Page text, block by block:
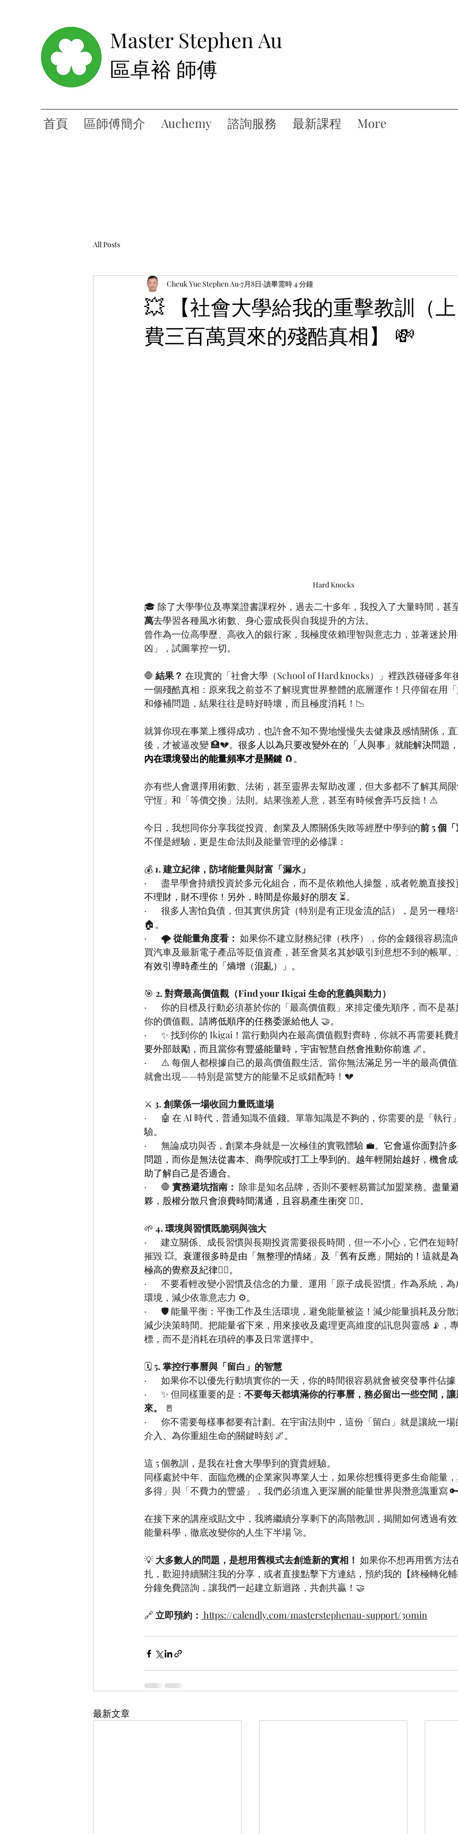
Master Stephen Au
區卓裕 師傅
首頁 區師傅簡介 Auchemy 諮詢服務 最新課程 More
All Posts
💥 【社會大學給我的重擊教訓（
費三百萬買來的殘酷真相】 💸
Cheuk Yue Stephen Au 7月8日 讀畢需時 4 分鐘
Hard Knocks
🎓 除了大學學位及專業證書課程外，過去二十多年，我投入了大量時間，甚
萬去學習各種風水術數、身心靈成長與自我提升的方法。
曾作為一位高學歷、高收入的銀行家，我極度依賴理智與意志力，並著迷於
凶」，試圖掌控一切。
🛑 結果？ 在現實的「社會大學（School of Hard knocks）」裡跌跌碰碰多年
一個殘酷真相：原來我之前並不了解現實世界整體的底層運作！只停留在用
和修補問題，結果往往是時好時壞，而且極度消耗！📉
就算你現在事業上獲得成功，也許會不知不覺地慢慢失去健康及感情關係，
後，才被逼改變 🏥💔。很多人以為只要改變外在的「人與事」就能解決問題
內在環境發出的能量頻率才是關鍵 🧲。
亦有些人會選擇用術數、法術，甚至靈界去幫助改運，但大多都不了解其局
守恆」和「等價交換」法則。結果強差人意，甚至有時候會弄巧反拙！⚠️
今日，我想同你分享我從投資、創業及人際關係失敗等經歷中學到的前 5 個
不僅是經驗，更是生命法則及能量管理的必修課：
💰 1. 建立紀律，防堵能量與財富「漏水」
·       盡早學會持續投資於多元化組合，而不是依賴他人操盤，或者乾脆直接
不理財，財不理你！另外，時間是你最好的朋友 ⏳。
·       很多人害怕負債，但其實供房貸（特別是有正現金流的話），是另一種
🏠 。
·       🌪️ 從能量角度看： 如果你不建立財務紀律（秩序），你的金錢很容易流
買汽車及最新電子產品等貶值資產，甚至會莫名其妙吸引到意想不到的帳單
有效引導時產生的「熵增（混亂）」。
🎯 2. 對齊最高價值觀（Find your Ikigai 生命的意義與動力）
·       你的目標及行動必須基於你的「最高價值觀」來排定優先順序，而不是
你的價值觀。請將低順序的任務委派給他人 🤝。
·       ✨ 找到你的 Ikigai！當行動與內在最高價值觀對齊時，你就不再需要耗費
要外部鼓勵，而且當你有豐盛能量時，宇宙智慧自然會推動你前進 🌌。
·       ⚠️ 每個人都根據自己的最高價值觀生活。當你無法滿足另一半的最高價
就會出現——特別是當雙方的能量不足或錯配時！💔
⚔️ 3. 創業係一場收回力量既道場
·       🤖 在 AI 時代，普通知識不值錢。單靠知識是不夠的，你需要的是「執
驗。
·       無論成功與否，創業本身就是一次極佳的實戰體驗 💼。它會逼你面對許
問題，而你是無法從書本、商學院或打工上學到的。越年輕開始越好，機會
助了解自己是否適合。
·       🛑 實務避坑指南： 除非是知名品牌，否則不要輕易嘗試加盟業務。盡量
夥，股權分散只會浪費時間溝通，且容易產生衝突 🙅‍♂️。
🌱 4. 環境與習慣既脆弱與強大
·       建立關係、成長習慣與長期投資需要很長時間，但一不小心，它們在短
摧毀 💥。衰運很多時是由「無整理的情緒」及「舊有反應」開始的！這就是
極高的覺察及紀律🧘‍♂️。
·       不要看輕改變小習慣及信念的力量。運用「原子成長習慣」作為系統，
環境，減少依靠意志力 ⚙️。
·       🛡️ 能量平衡：平衡工作及生活環境，避免能量被盜！減少能量損耗及分
減少決策時間。把能量省下來，用來接收及處理更高維度的訊息與靈感 📡，
標，而不是消耗在瑣碎的事及日常選擇中。
🗓️ 5. 掌控行事曆與「留白」的智慧
·       如果你不以優先行動填實你的一天，你的時間很容易就會被突發事件佔據
·       ✨ 但同樣重要的是： 不要每天都填滿你的行事曆，務必留出一些空間，
來。
🚪
·       你不需要每樣事都要有計劃。在宇宙法則中，這份「留白」就是讓統一
介入、為你重組生命的關鍵時刻 🌌。
這 5 個教訓，是我在社會大學學到的寶貴經驗。
同樣處於中年、面臨危機的企業家與專業人士，如果你想獲得更多生命能量
多得」與「不費力的豐盛」，我們必須進入更深層的能量世界與潛意識重寫
在接下來的講座或貼文中，我將繼續分享剩下的高階教訓，揭開如何透過有
能量科學，徹底改變你的人生下半場 🚀。
💡 大多數人的問題，是想用舊模式去創造新的實相！ 如果你不想再用舊方法
扎，歡迎持續關注我的分享，或者直接點擊下方連結，預約我的【終極轉化
分鐘免費諮詢，讓我們一起建立新迴路，共創共贏！🤝
🔗 立即預約： https://calendly.com/masterstephenau-support/30min
最新文章